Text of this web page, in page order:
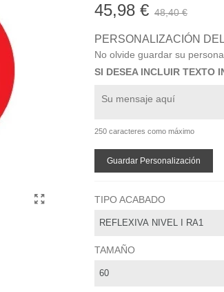
45,98 € 48,40 €
PERSONALIZACIÓN
No olvide guardar su
SI DESEA INCLUIR TEXTO
250 caracteres como máximo
Guardar Personalización
TIPO ACABADO
TAMAÑO